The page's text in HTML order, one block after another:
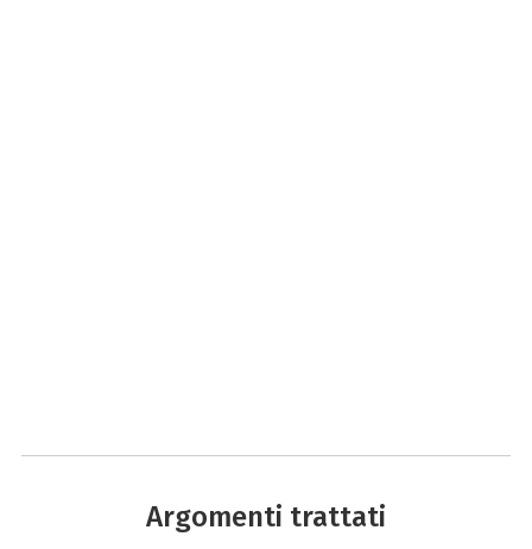
Argomenti trattati